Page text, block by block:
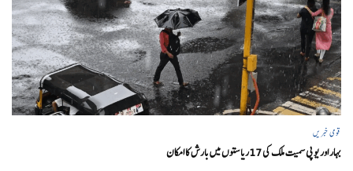
قومی خبریں
بہار اور یو پی سمیت ملک کی 17ریاستوں میں بارش کا امکان